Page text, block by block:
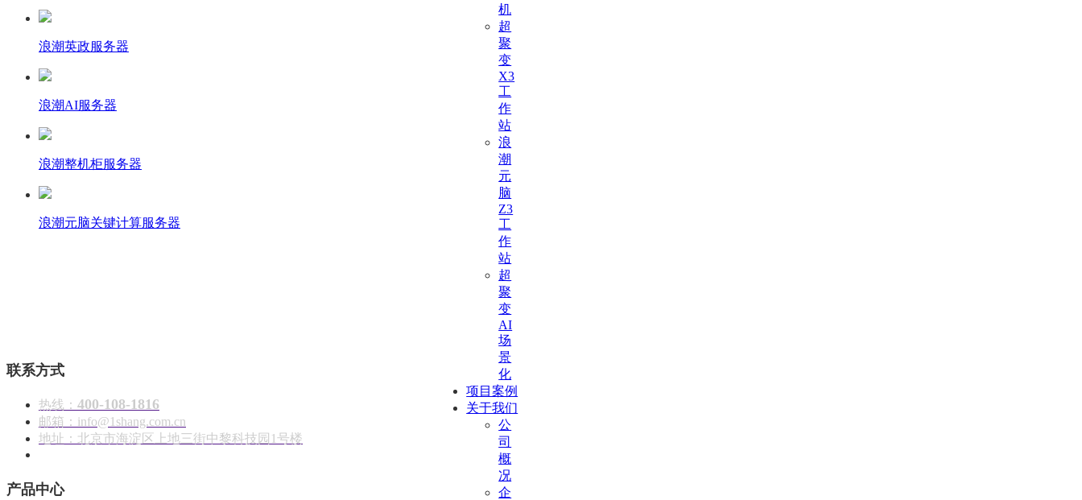
机
超
聚
变
X3
工
作
站
浪
潮
元
脑
Z3
工
作
站
超
聚
变
AI
场
景
化
项目案例
关于我们
公
司
概
况
企
浪潮英政服务器
浪潮AI服务器
浪潮整机柜服务器
浪潮元脑关键计算服务器
联系方式
热线： 400-108-1816
邮箱：info@1shang.com.cn
地址：北京市海淀区上地三街中黎科技园1号楼
产品中心